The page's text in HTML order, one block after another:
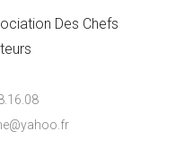
Des Chefs